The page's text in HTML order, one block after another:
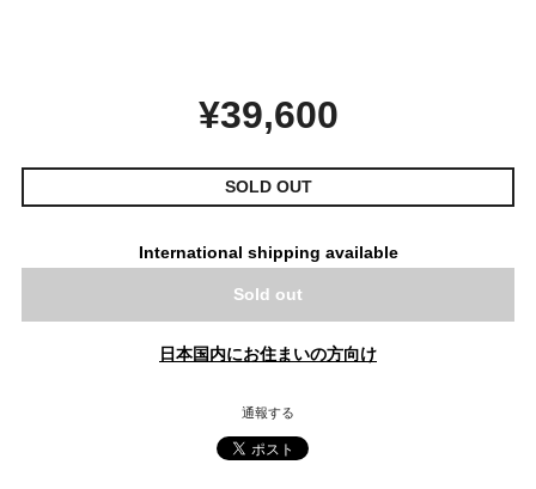
¥39,600
SOLD OUT
International shipping available
Sold out
日本国内にお住まいの方向け
通報する